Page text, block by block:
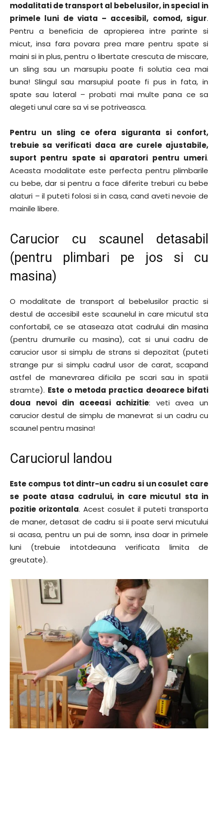
modalitati de transport al bebelusilor, in special in
primele luni de viata – accesibil, comod, sigur.
Pentru a beneficia de apropierea intre parinte si
micut, insa fara povara prea mare pentru spate si
maini si in plus, pentru o libertate crescuta de miscare,
un sling sau un marsupiu poate fi solutia cea mai
buna! Slingul sau marsupiul poate fi pus in fata, in
spate sau lateral – probati mai multe pana ce sa
alegeti unul care sa vi se potriveasca.
Pentru un sling ce ofera siguranta si confort,
trebuie sa verificati daca are curele ajustabile,
suport pentru spate si aparatori pentru umeri.
Aceasta modalitate este perfecta pentru plimbarile
cu bebe, dar si pentru a face diferite treburi cu bebe
alaturi – il puteti folosi si in casa, cand aveti nevoie de
mainile libere.
Carucior cu scaunel detasabil
(pentru plimbari pe jos si cu
masina)
O modalitate de transport al bebelusilor practic si
destul de accesibil este scaunelul in care micutul sta
confortabil, ce se ataseaza atat cadrului din masina
(pentru drumurile cu masina), cat si unui cadru de
carucior usor si simplu de strans si depozitat (puteti
strange pur si simplu cadrul usor de carat, scapand
astfel de manevrarea dificila pe scari sau in spatii
stramte). Este o metoda practica deoarece bifati
doua nevoi din aceeasi achizitie: veti avea un
carucior destul de simplu de manevrat si un cadru cu
scaunel pentru masina!
Caruciorul landou
Este compus tot dintr-un cadru si un cosulet care
se poate atasa cadrului, in care micutul sta in
pozitie orizontala. Acest cosulet il puteti transporta
de maner, detasat de cadru si ii poate servi micutului
si acasa, pentru un pui de somn, insa doar in primele
luni (trebuie intotdeauna verificata limita de
greutate).